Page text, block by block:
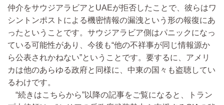
仲介をサウジアラビアとUAEが拒否したことで、彼らはワ
シントンポストによる機密情報の漏洩という形の報復にあ
ったということです。サウジアラビア側はパニックになっ
ている可能性があり、今後も“他の不祥事が同じ情報源か
ら公表されかねない”ということです。要するに、アメリ
カは他のあらゆる政府と同様に、中東の国々も盗聴してい
るわけです。
“続きはこちらから”以降の記事をご覧になると、トラン